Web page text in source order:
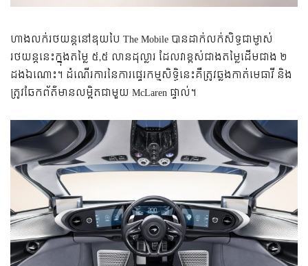
ហាង​លក់​រថយន្ត​នៅ​ឌុយបៃ The Mobile បាន​ដាក់​លក់​​​សិទ្ធ​ជា​ម្ចាស់​
រថយន្ត​នេះ​ក្នុង​តម្លៃ ៥,៥ លាន​ដុល្លារ ដែល​វា​ខ្ពស់​ជាង​តម្លៃ​ដើម​ជាង ២
ដង​ឯណោះ។ ដំណើរ​ការ​នៃ​ការ​ផ្ទេរ​កម្មសិទ្ធិ​នេះ​គឺ​ត្រូវ​ឆ្លង​កាត់​មេធាវី និង​
ត្រូវ​ឆែក​ព័ត៌មាន​លម្អិត​ជា​មួយ McLaren ផ្ទាល់។